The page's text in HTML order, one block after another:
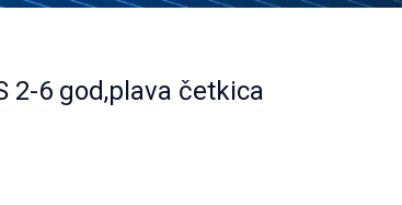
2-6 god,plava četkica